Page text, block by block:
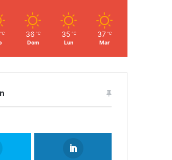
℃ 36 ℃
Dom
35 ℃
Lun
37 ℃
Mar